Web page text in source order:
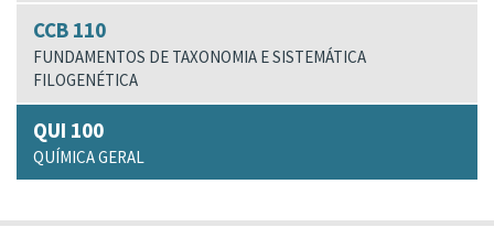
CCB 110
FUNDAMENTOS DE TAXONOMIA E SISTEMÁTICA
FILOGENÉTICA
QUI 100
QUÍMICA GERAL